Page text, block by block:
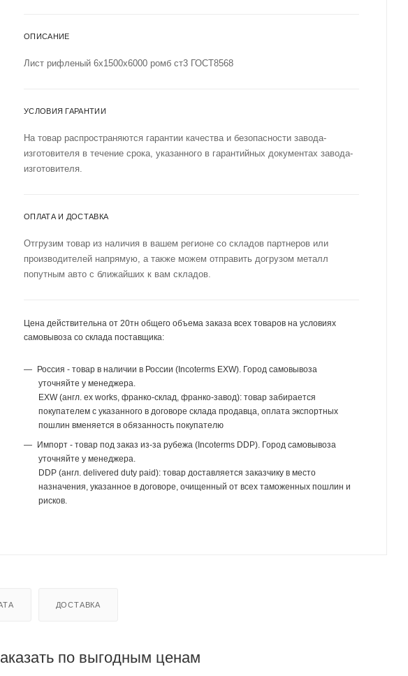
ОПИСАНИЕ
Лист рифленый 6х1500х6000 ромб ст3 ГОСТ8568
УСЛОВИЯ ГАРАНТИИ
На товар распространяются гарантии качества и безопасности завода-
изготовителя в течение срока, указанного в гарантийных документах завода-
изготовителя.
ОПЛАТА И ДОСТАВКА
Отгрузим товар из наличия в вашем регионе со складов партнеров или
производителей напрямую, а также можем отправить догрузом металл
попутным авто с ближайших к вам складов.
Цена действительна от 20тн общего объема заказа всех товаров на условиях
самовывоза со склада поставщика:
Россия - товар в наличии в России (Incoterms EXW). Город самовывоза
уточняйте у менеджера.
EXW (англ. ex works, франко-склад, франко-завод): товар забирается
покупателем с указанного в договоре склада продавца, оплата экспортных
пошлин вменяется в обязанность покупателю
Импорт - товар под заказ из-за рубежа (Incoterms DDP). Город самовывоза
уточняйте у менеджера.
DDP (англ. delivered duty paid): товар доставляется заказчику в место
назначения, указанное в договоре, очищенный от всех таможенных пошлин и
рисков.
ДОСТАВКА
по выгодным ценам